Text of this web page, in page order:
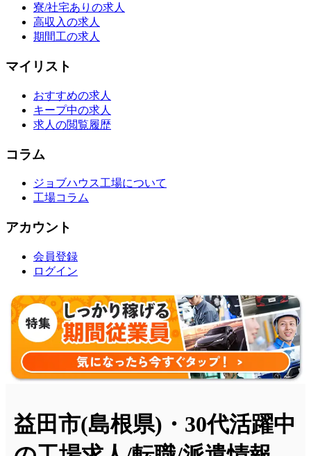
寮/社宅ありの求人
高収入の求人
期間工の求人
マイリスト
おすすめの求人
キープ中の求人
求人の閲覧履歴
コラム
ジョブハウス工場について
工場コラム
アカウント
会員登録
ログイン
益田市(島根県)・30代活躍中